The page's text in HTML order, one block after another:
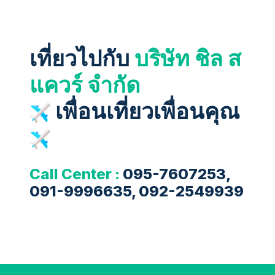
เที่ยวไปกับ บริษัท ชิล ส
แควร์ จำกัด
เพื่อนเที่ยวเพื่อนคุณ
Call Center : 095-7607253,
091-9996635, 092-2549939